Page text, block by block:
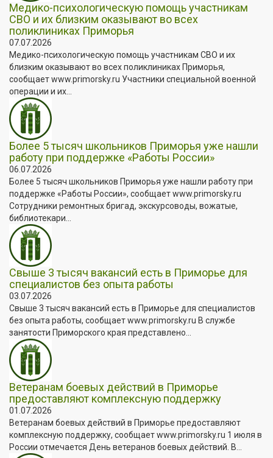
Медико-психологическую помощь участникам
СВО и их близким оказывают во всех
поликлиниках Приморья
07.07.2026
Медико-психологическую помощь участникам СВО и их
близким оказывают во всех поликлиниках Приморья,
сообщает www.primorsky.ru Участники специальной военной
операции и их...
Более 5 тысяч школьников Приморья уже нашли
работу при поддержке «Работы России»
06.07.2026
Более 5 тысяч школьников Приморья уже нашли работу при
поддержке «Работы России», сообщает www.primorsky.ru
Сотрудники ремонтных бригад, экскурсоводы, вожатые,
библиотекари...
Свыше 3 тысяч вакансий есть в Приморье для
специалистов без опыта работы
03.07.2026
Свыше 3 тысяч вакансий есть в Приморье для специалистов
без опыта работы, сообщает www.primorsky.ru В службе
занятости Приморского края представлено...
Ветеранам боевых действий в Приморье
предоставляют комплексную поддержку
01.07.2026
Ветеранам боевых действий в Приморье предоставляют
комплексную поддержку, сообщает www.primorsky.ru 1 июля в
России отмечается День ветеранов боевых действий. В...